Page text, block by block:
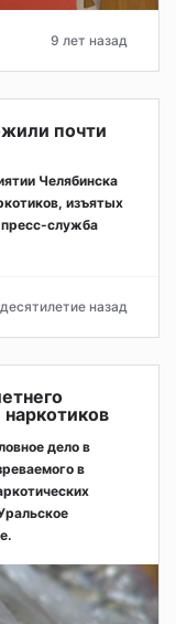
9 лет назад
почти
Челябинска
изъятых
пресс-служба
назад
дело в
в